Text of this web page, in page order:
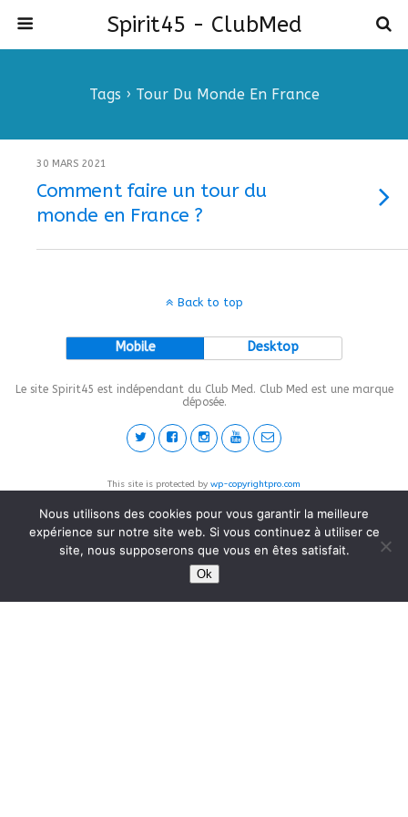
Spirit45 - ClubMed
Tags › Tour Du Monde En France
30 MARS 2021
Comment faire un tour du
monde en France ?
Back to top
Mobile Desktop
Le site Spirit45 est indépendant du Club Med. Club Med est une marque
déposée.
This site is protected by wp-copyrightpro.com
Nous utilisons des cookies pour vous garantir la meilleure
expérience sur notre site web. Si vous continuez à utiliser ce
site, nous supposerons que vous en êtes satisfait.
Ok